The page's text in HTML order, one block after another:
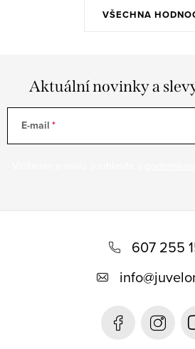
VŠECHNA
Aktuální novinky a
E-mail
607 255
info@